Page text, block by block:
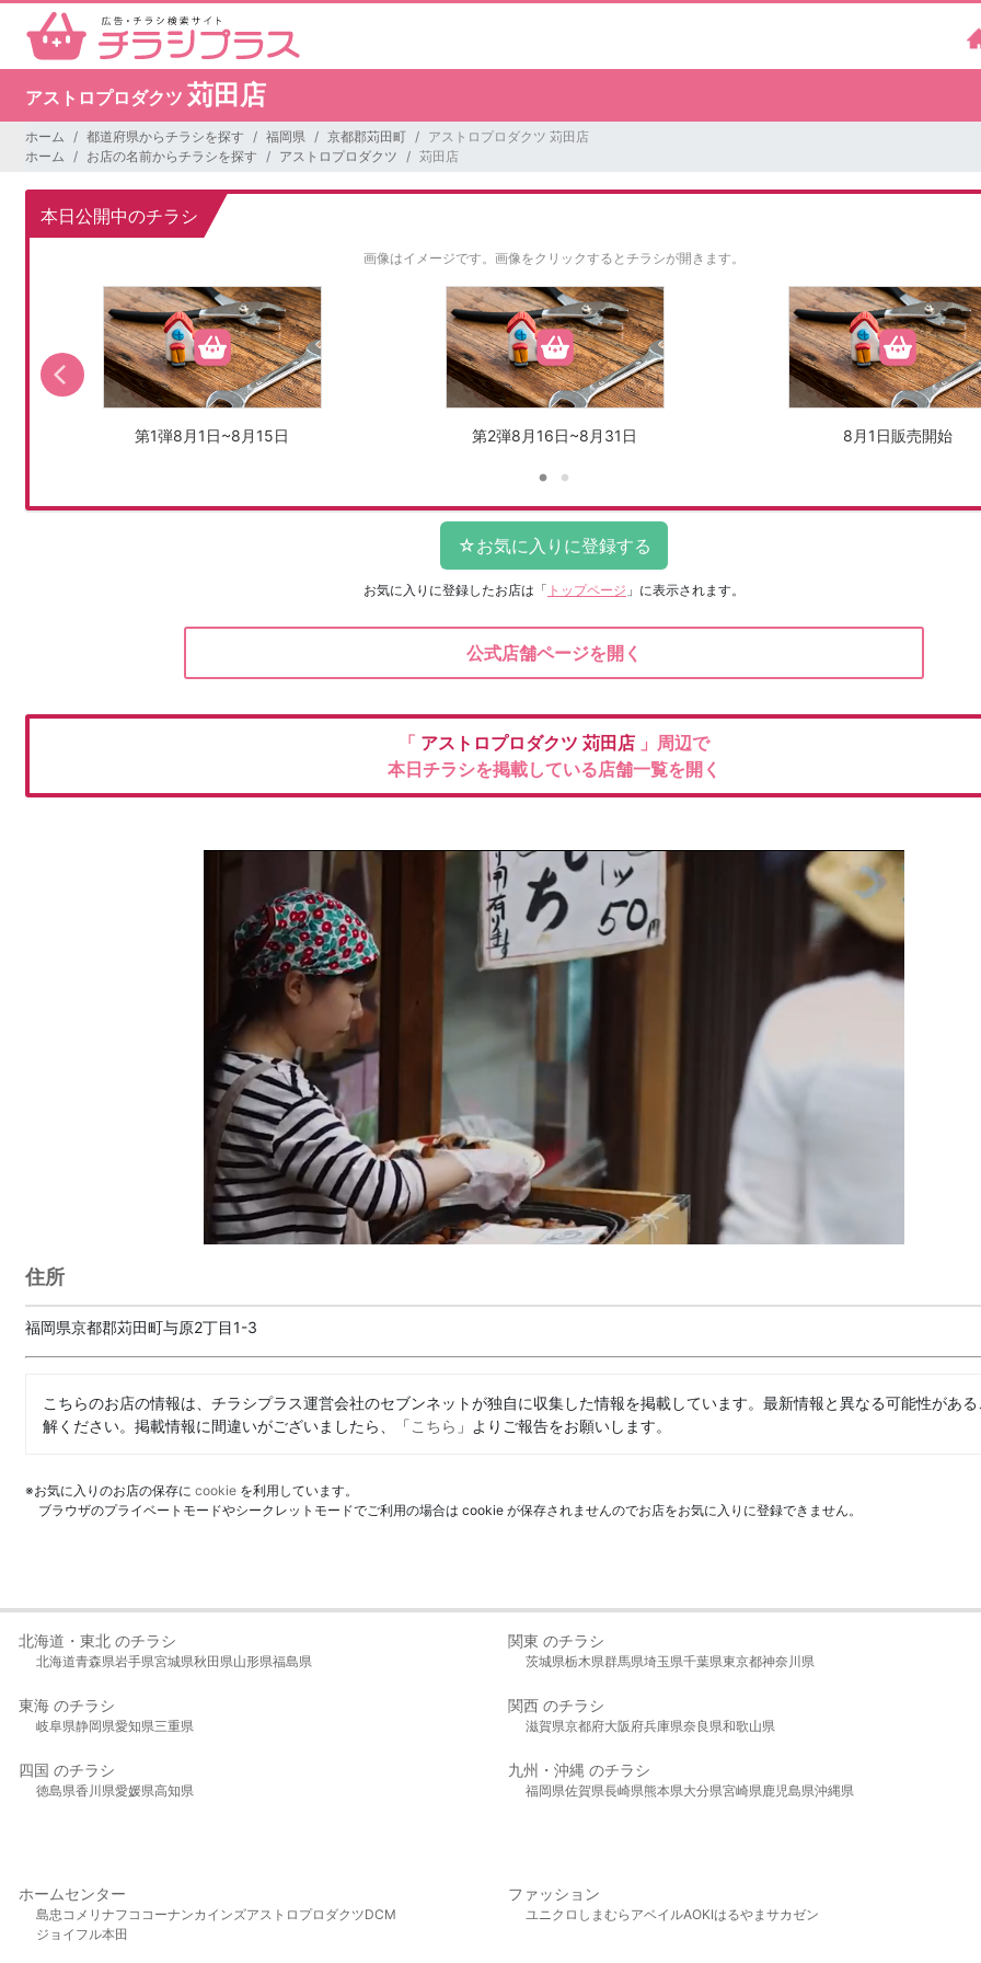
アストロプロダクツ 苅田店
ホーム 都道府県からチラシを探す 福岡県 京都郡苅田町
アストロプロダクツ 苅田店
ホーム
お店の名前からチラシを探す アストロプロダクツ 苅田店
本日公開中のチラシ
画像はイメージです。 画像をクリックするとチラシが開きます。
第1弾8月1日~8月15日 第2弾8月16日~8月31日 8月1日販売開始
お気に入りに登録したお店は 「 トップページ 」に表示されます。
公式店舗ページを開く
「 アストロプロダクツ 苅田店 」周辺で
本日チラシを掲載している店舗一覧を開く
住所
福岡県京都郡苅田町与原2丁目1-3
こちらのお店の情報は、チラシプラス運営会社のセブンネットが独自に収集した情報を掲載しています。最新情報と異なる可能性があ
解ください。掲載情報に間違いがございましたら、「こちら 」よりご報告をお願いします。
※お気に入りのお店の保存に cookie を利用しています。
ブラウザのプライベートモードやシークレットモードでご利用の場合は cookie が保存されませんのでお店をお気に入りに登録できません。
北海道・東北 のチラシ
北海道青森県岩手県宮城県秋田県山形県福島県
関東 のチラシ
茨城県栃木県群馬県埼玉県千葉県東京都神奈川県
東海 のチラシ
岐阜県静岡県愛知県三重県
関西 のチラシ
滋賀県京都府大阪府兵庫県奈良県和歌山県
四国 のチラシ
徳島県香川県愛媛県高知県
九州・沖縄 のチラシ
福岡県佐賀県長崎県熊本県大分県宮崎県鹿児島県沖縄県
ホームセンター
島忠 コメリ ナフコ コーナンカインズアストロプロダクツDCM
ジョイフル本田
ファッション
ユニクロ しまむら アベイルAOKIはるやま サカゼン